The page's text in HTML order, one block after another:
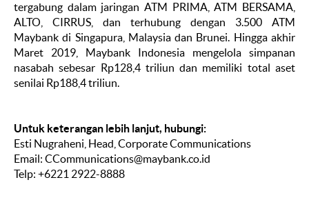
tergabung dalam jaringan ATM PRIMA, ATM BERSAMA,
ALTO, CIRRUS, dan terhubung dengan 3.500 ATM
Maybank di Singapura, Malaysia dan Brunei. Hingga akhir
Maret 2019, Maybank Indonesia mengelola simpanan
nasabah sebesar Rp128,4 triliun dan memiliki total aset
senilai Rp188,4 triliun.
Untuk keterangan lebih lanjut, hubungi:
Esti Nugraheni, Head, Corporate Communications
Email: CCommunications@maybank.co.id
Telp: +6221 2922-8888